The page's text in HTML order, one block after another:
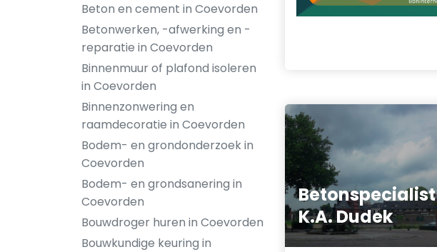
Beton en cement in Coevorden
Betonwerken, -afwerking en -
reparatie in Coevorden
Binnenmuur of plafond isoleren
in Coevorden
Binnenzonwering en
raamdecoratie in Coevorden
Bodem- en grondonderzoek in
Coevorden
Bodem- en grondsanering in
Coevorden
Bouwdroger huren in Coevorden
Bouwkundige keuring in
Betonspecialist
K.A. Dudek